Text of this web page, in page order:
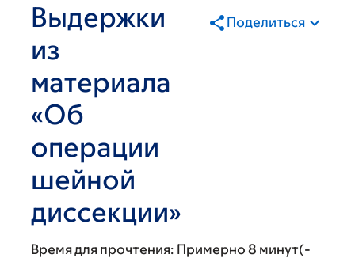
Выдержки
из
материала
«Об
операции
шейной
диссекции»
Поделиться
Время для прочтения: Примерно 8 минут(-